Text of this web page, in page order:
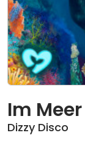
Im Meer
Dizzy Disco